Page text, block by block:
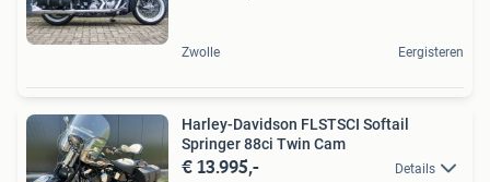
Zwolle Eergisteren
Harley-Davidson FLSTSCI Softail
Springer 88ci Twin Cam
€ 13.995,- Details